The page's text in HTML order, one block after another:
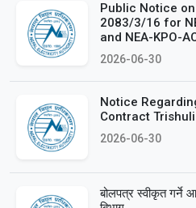
Public Notice
2083/3/16 for
and NEA-KPO-
2026-06-30
Notice
Contract
2026-06-30
बोलपत्र स्वीकृत गर्ने